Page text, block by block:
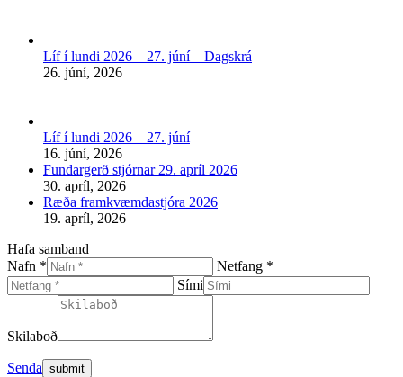
new
windowLíf í lundi 2026 – 27. júní – Dagskrá
26. júní, 2026
Líf í lundi 2026 – 27. júní
16. júní, 2026
Fundargerð stjórnar 29. apríl 2026
30. apríl, 2026
Ræða framkvæmdastjóra 2026
19. apríl, 2026
Hafa samband
Nafn *
Netfang *
Sími
Skilaboð
Senda